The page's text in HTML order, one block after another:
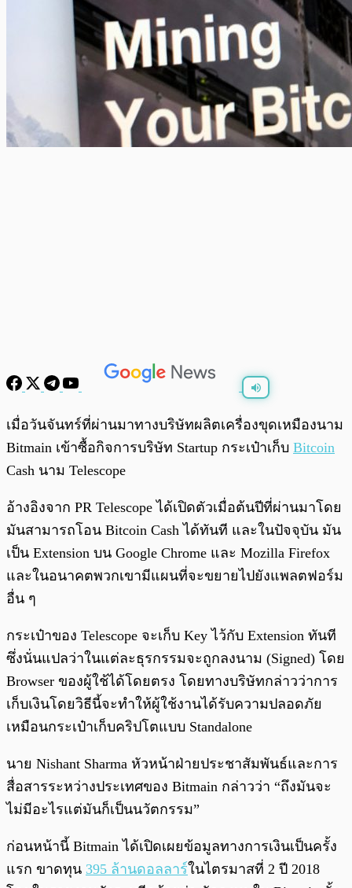
พร้อมเล่น /0:00
เมื่อวันจันทร์ที่ผ่านมาทางบริษัทผลิตเครื่องขุดเหมืองนาม
Bitmain เข้าซื้อกิจการบริษัท Startup กระเป๋าเก็บ Bitcoin
Cash นาม Telescope
อ้างอิงจาก PR Telescope ได้เปิดตัวเมื่อต้นปีที่ผ่านมาโดย
มันสามารถโอน Bitcoin Cash ได้ทันที และในปัจจุบัน มัน
เป็น Extension บน Google Chrome และ Mozilla Firefox
และในอนาคตพวกเขามีแผนที่จะขยายไปยังแพลตฟอร์ม
อื่น ๆ
กระเป๋าของ Telescope จะเก็บ Key ไว้กับ Extension ทันที
ซึ่งนั่นแปลว่าในแต่ละธุรกรรมจะถูกลงนาม (Signed) โดย
Browser ของผู้ใช้ได้โดยตรง โดยทางบริษัทกล่าวว่าการ
เก็บเงินโดยวิธีนี้จะทำให้ผู้ใช้งานได้รับความปลอดภัย
เหมือนกระเป๋าเก็บคริปโตแบบ Standalone
นาย Nishant Sharma หัวหน้าฝ่ายประชาสัมพันธ์และการ
สื่อสารระหว่างประเทศของ Bitmain กล่าวว่า “ถึงมันจะ
ไม่มีอะไรแต่มันก็เป็นนวัตกรรม”
ก่อนหน้านี้ Bitmain ได้เปิดเผยข้อมูลทางการเงินเป็นครั้ง
แรก ขาดทุน 395 ล้านดอลลาร์ในไตรมาสที่ 2 ปี 2018